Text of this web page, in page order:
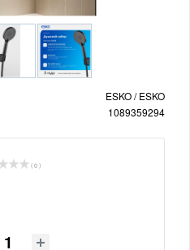
ESKO / ESKO
1089359294
( 0 )